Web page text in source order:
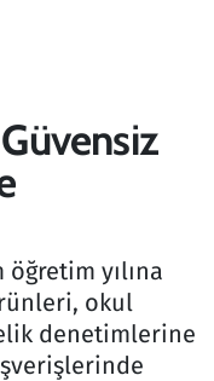
yılına
okul
denetimlerine